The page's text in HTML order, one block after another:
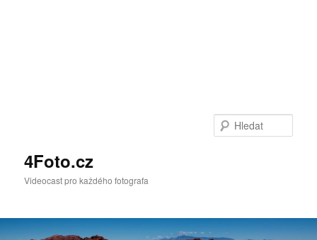
4Foto.cz
Videocast pro každého fotografa